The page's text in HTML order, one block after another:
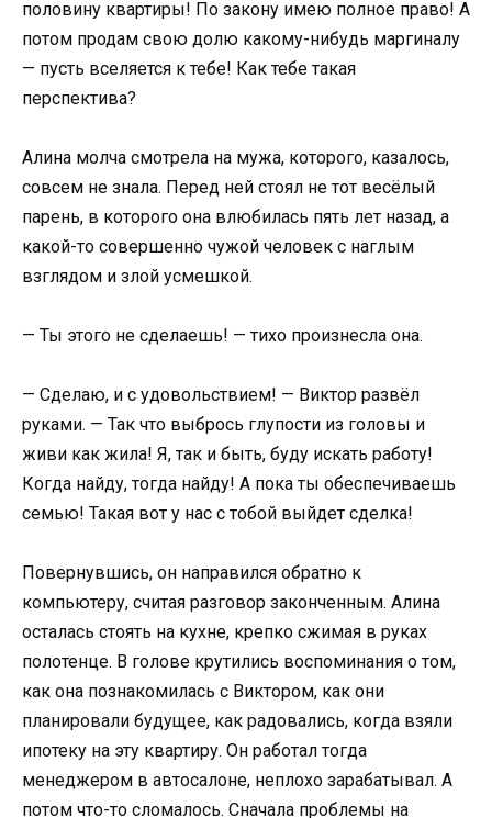
половину квартиры! По закону имею полное право! А
потом продам свою долю какому-нибудь маргиналу
— пусть вселяется к тебе! Как тебе такая
перспектива?
Алина молча смотрела на мужа, которого, казалось,
совсем не знала. Перед ней стоял не тот весёлый
парень, в которого она влюбилась пять лет назад, а
какой-то совершенно чужой человек с наглым
взглядом и злой усмешкой.
— Ты этого не сделаешь! — тихо произнесла она.
— Сделаю, и с удовольствием! — Виктор развёл
руками. — Так что выбрось глупости из головы и
живи как жила! Я, так и быть, буду искать работу!
Когда найду, тогда найду! А пока ты обеспечиваешь
семью! Такая вот у нас с тобой выйдет сделка!
Повернувшись, он направился обратно к
компьютеру, считая разговор законченным. Алина
осталась стоять на кухне, крепко сжимая в руках
полотенце. В голове крутились воспоминания о том,
как она познакомилась с Виктором, как они
планировали будущее, как радовались, когда взяли
ипотеку на эту квартиру. Он работал тогда
менеджером в автосалоне, неплохо зарабатывал. А
потом что-то сломалось. Сначала проблемы на